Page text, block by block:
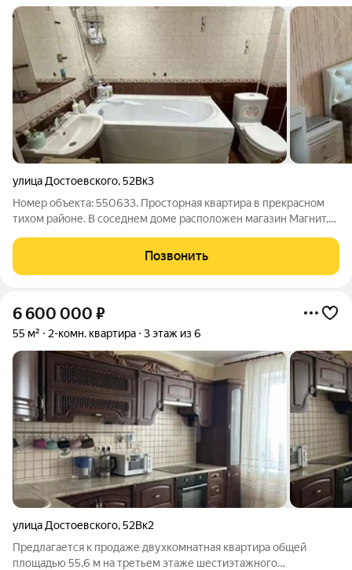
улица Достоевского,52Вк3
Номер объекта: 550633. Просторная квартира в прекрасном
тихом районе. В соседнем доме расположен магазин Магнит,
спортзал востокарена, теннисный корт, в другую сторону-
частный сектор, поэтому
Позвонить
6 600 000 ₽
55 м² 2-комн. квартира 3 этаж из 6
улица Достоевского,52Вк2
Предлагается к продаже двухкомнатная квартира общей
площадью 55,6 м на третьем этаже шестиэтажного